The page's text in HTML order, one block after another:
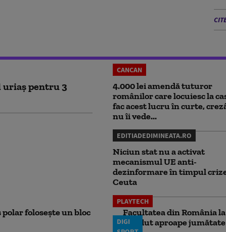
pentru 3
CANCAN
4.000 lei amendă tuturor
românilor care locuiesc la
fac acest lucru în curte,
nu îi vede...
EDITIADEDIMINEATA.RO
Niciun stat nu a activat
mecanismul UE anti-
dezinformare în timpul
Ceuta
folosește un bloc
PLAYTECH
Facultatea din România
pierdut aproape
DIGI